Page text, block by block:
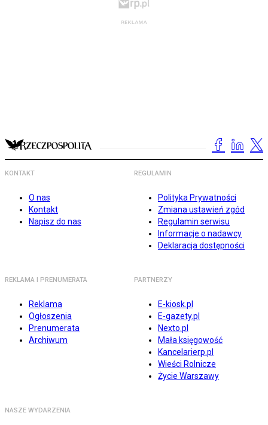
KONTAKT
O nas
Kontakt
Napisz do nas
REGULAMIN
Polityka Prywatności
Zmiana ustawień zgód
Regulamin serwisu
Informacje o nadawcy
Deklaracja dostępności
REKLAMA I PRENUMERATA
Reklama
Ogłoszenia
Prenumerata
Archiwum
PARTNERZY
E-kiosk.pl
E-gazety.pl
Nexto.pl
Mała księgowość
Kancelarierp.pl
Wieści Rolnicze
Życie Warszawy
NASZE WYDARZENIA